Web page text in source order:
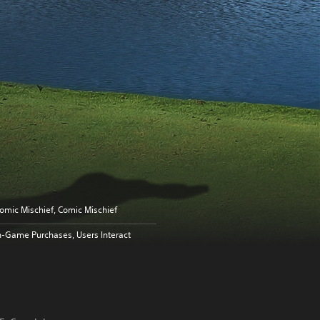
Mischief, Comic Mischief
Game Purchases, Users Interact